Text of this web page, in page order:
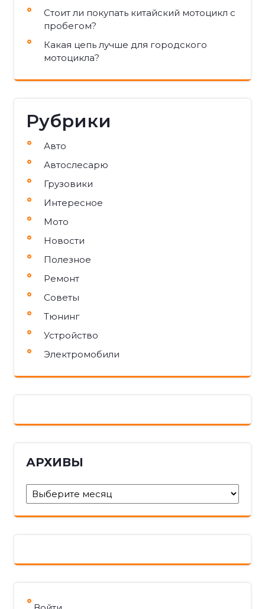
Стоит ли покупать китайский мотоцикл с
пробегом?
Какая цепь лучше для городского
мотоцикла?
Рубрики
Авто
Автослесарю
Грузовики
Интересное
Мото
Новости
Полезное
Ремонт
Советы
Тюнинг
Устройство
Электромобили
АРХИВЫ
Архивы